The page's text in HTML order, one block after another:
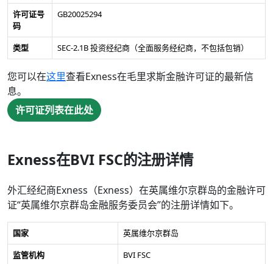
许可证号
码
GB20025294
类型 SEC-2.1B 投资经纪商（全面服务经纪商，不包括包销）
您可以在这里查看Exness在毛里求斯金融许可证的最新信
息。
许可证列表在此处
Exness在BVI FSC的注册详情
外汇经纪商Exness（Exness）在英属维尔京群岛的金融许可
证“英属维尔京群岛金融服务委员会”的注册详情如下。
国家
英属维尔京群岛
监管机构
BVI FSC